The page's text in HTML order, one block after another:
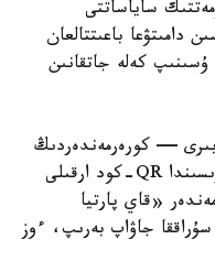
ساياساتتى
دامىتۋعا باعىتتالعان
ۇسىنىپ كەلە جاتقانىن
— كورەرمەندەردىڭ
بەلسەندى قاتىسۋى. تىكەلەي ەفير بارىسىندا QR-كود ارقىلى
«قاي پارتيا
جاۋاپ بەرىپ، ءوز